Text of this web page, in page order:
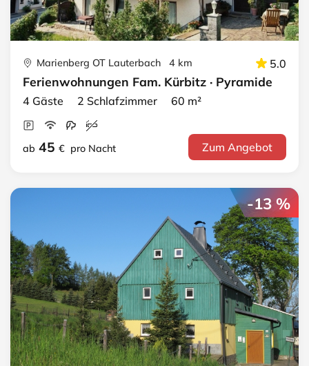
Marienberg OT Lauterbach 4 km 5.0
Ferienwohnungen Fam. Kürbitz · Pyramide
4 Gäste 2 Schlafzimmer 60 m²
ab 45 € pro Nacht Zum Angebot
-13 %